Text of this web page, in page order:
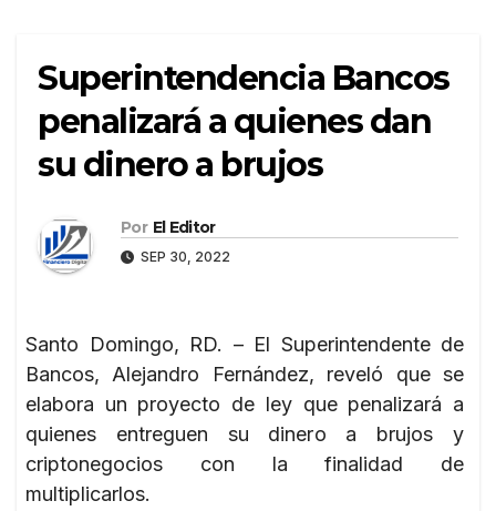
Superintendencia Bancos
penalizará a quienes dan
su dinero a brujos
Por El Editor
SEP 30, 2022
Santo Domingo, RD. – El Superintendente de
Bancos, Alejandro Fernández, reveló que se
elabora un proyecto de ley que penalizará a
quienes entreguen su dinero a brujos y
criptonegocios con la finalidad de
multiplicarlos.